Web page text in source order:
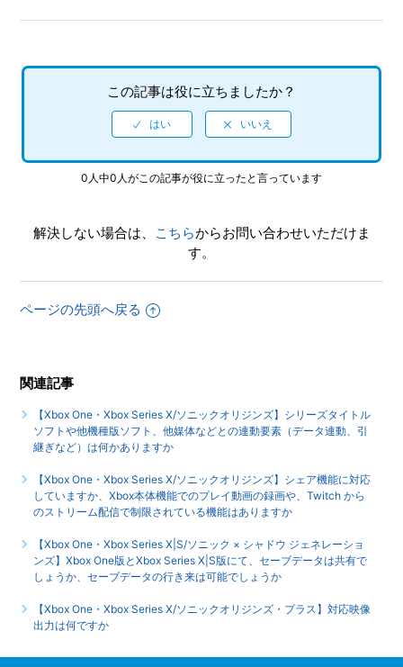
Series XとXbox Oneでは実績は共有ですか、それとも別々
【Xbox One・Xbox Series X/ソニックオリジンズ】エンデ
ィング後（クリア後）もプレイ可能でしょうか
設定はありますか、各難易度の違いは何でしょうか
ート要素などはありますか通信が無いと入手できない要素
【Xbox One・Xbox Series X/ソニックオリジンズ】最大何
人まで同時プレイ可能でしょうか
【Xbox One・Xbox Series X/ソニックオリジンズ】言語
（音声）設定はありますか日本語以外の言語や、音声は選べ
ますか
もっと見る
この記事は役に立ちましたか？
0人中0人がこの記事が役に立ったと言っています
解決しない場合は、 こちらからお問い合わせいただけま
す。
ページの先頭へ戻る
関連記事
【Xbox One・Xbox Series X/ソニックオリジンズ】シリーズタイトル
ソフトや他機種版ソフト、他媒体などとの連動要素（データ連動、引
継ぎなど）は何かありますか
【Xbox One・Xbox Series X/ソニックオリジンズ】シェア機能に対応
していますか、Xbox本体機能でのプレイ動画の録画や、Twitch から
のストリーム配信で制限されている機能はありますか
【Xbox One・Xbox Series X|S/ソニック × シャドウ ジェネレーショ
ンズ】Xbox One版とXbox Series X|S版にて、セーブデータは共有で
しょうか、セーブデータの行き来は可能でしょうか
【Xbox One・Xbox Series X/ソニックオリジンズ・プラス】対応映像
出力は何ですか